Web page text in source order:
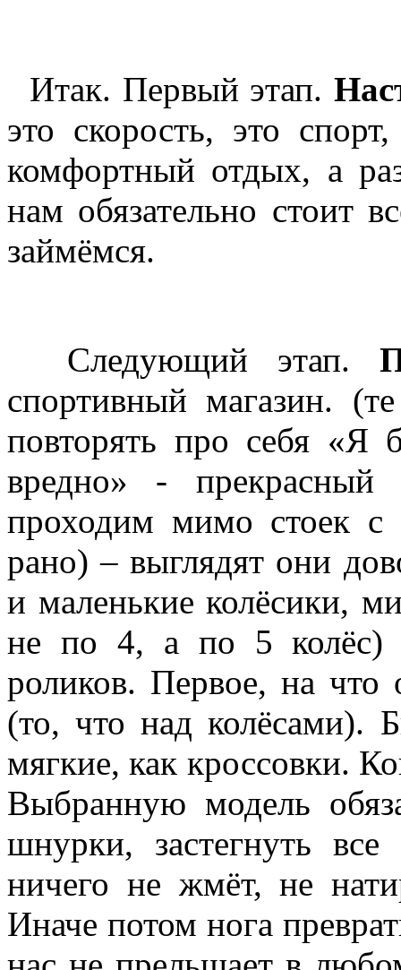
Итак. Первый этап.
это скорость, это
комфортный отдых, а
нам обязательно стоит
займёмся.
Следующий этап.
спортивный магазин.
повторять про себя «Я
вредно» -
проходим мимо стоек с
рано) – выглядят они
и маленькие колёсики,
не по 4, а по 5 колёс)
роликов. Первое, на
(то, что над колёсами).
мягкие, как кроссовки.
Выбранную модель
шнурки, застегнуть
ничего не жмёт, не
Иначе потом нога